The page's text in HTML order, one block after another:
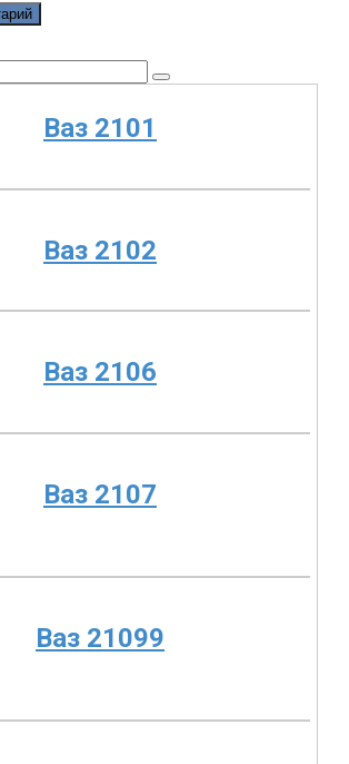
Ваз 2101
Ваз 2102
Ваз 2106
Ваз 2107
Ваз 21099